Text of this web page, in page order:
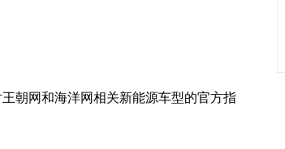
朝网和海洋网相关新能源车型的官方指